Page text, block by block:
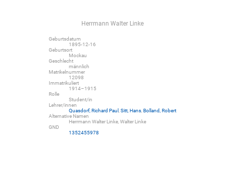
Herrmann Walter Linke
Geburtsdatum
1895-12-16
Geburtsort
Mockau
Geschlecht
männlich
Matrikelnummer
12098
Immatrikuliert
1914–1915
Rolle
Student/in
Lehrer/innen
Quasdorf, Richard Paul
Sitt, Hans Bolland, Robert
Alternative Namen
Herrmann Walter Linke, Walter Linke
GND
1352455978